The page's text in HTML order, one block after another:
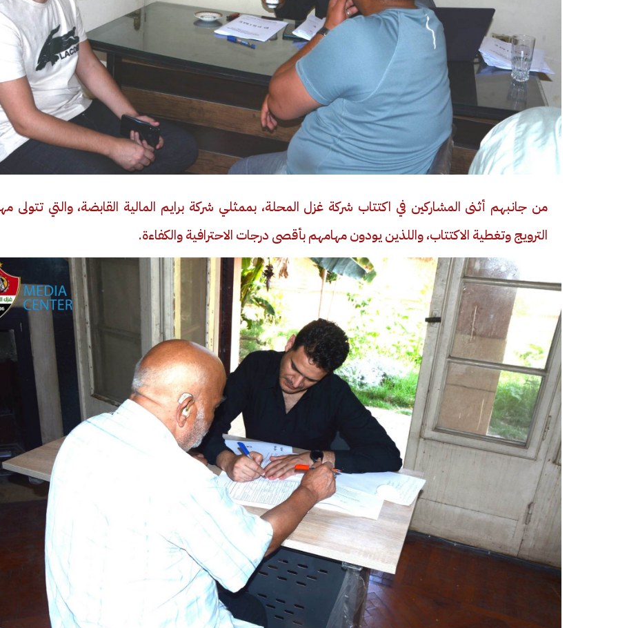
من جانبهم أثنى المشاركين في اكتتاب شركة غزل المحلة، بممثلي شركة برايم المالية القابضة، والتي تتولى
الترويج وتغطية الاكتتاب، واللذين يودون مهامهم بأقصى درجات الاحترافية والكفاءة.
الوداع الأخير.. دفن جثامين الضحايا
الأربعة بقرية السعدية في الفيوم
افتتاح أكبر صرح ديني في القوصية..
تحفة معمارية بتكلفة تجاوزت 20
مليون جنيه
ابني بطل وفخورة بيه.. أول ظهور
عماد سائق التريلا مع والدته بعد
تصدره التريند| فيديو